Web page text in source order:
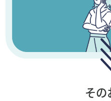
その